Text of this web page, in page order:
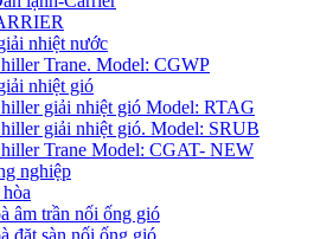
nhiệt nước
Trane. Model: CGWP
nhiệt gió
giải nhiệt gió Model: RTAG
giải nhiệt gió. Model: SRUB
Trane Model: CGAT- NEW
nghiệp
âm trần nối ống gió
đặt sàn nối ống gió